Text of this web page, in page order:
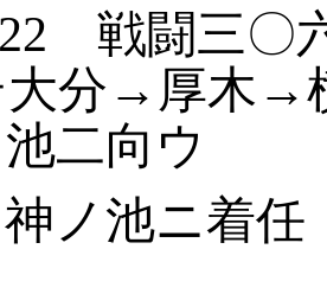
22 戦闘三〇
分→厚木→
池二向ウ
ノ池ニ着任